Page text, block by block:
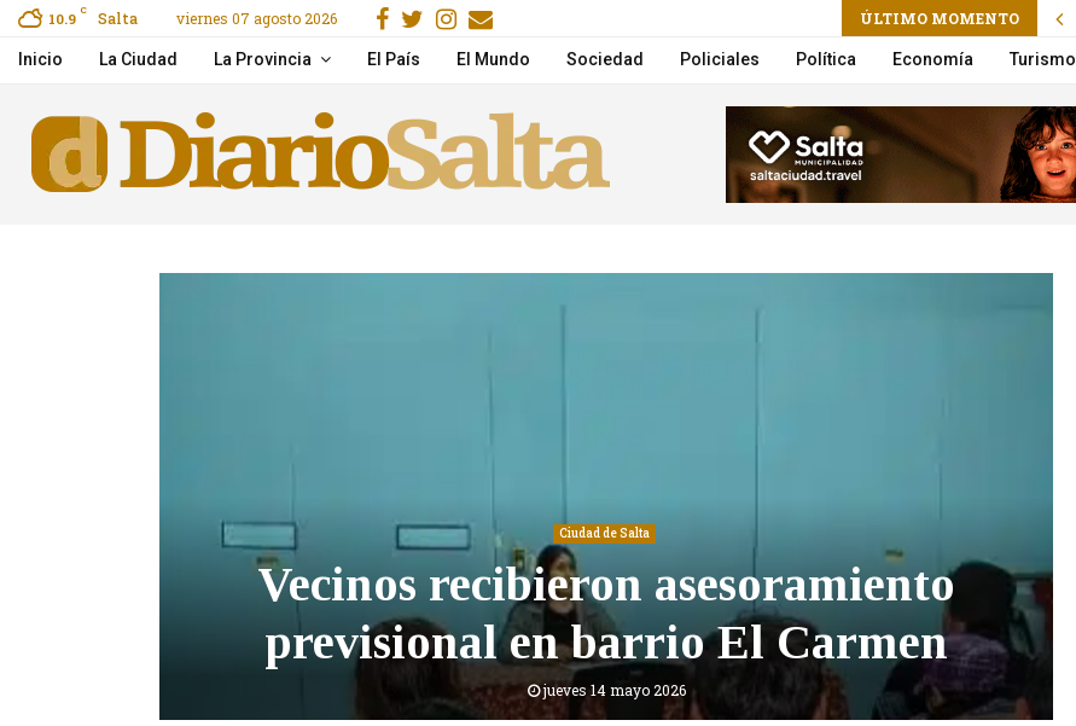
10.9 C Salta viernes 07 agosto 2026 ÚLTIMO MOMENTO
Secure & Easy Mirá el show Serú Girán por Lebón y Aznar en vivo por Flow
Facebook
Gorjeo
Instagram
Email
Inicio La Ciudad La Provincia El País El Mundo Sociedad Policiales Política Economía Turismo
Ciudad de Salta
Vecinos recibieron asesoramiento
previsional en barrio El Carmen
jueves 14 mayo 2026